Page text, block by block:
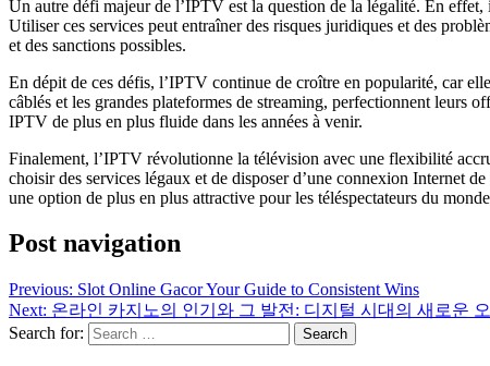
Un autre défi majeur de l’IPTV est la question de la légalité. En
Utiliser ces services peut entraîner des risques juridiques et des
et des sanctions possibles.
En dépit de ces défis, l’IPTV continue de croître en popularité, car
câblés et les grandes plateformes de streaming, perfectionnent leurs
IPTV de plus en plus fluide dans les années à venir.
Finalement, l’IPTV révolutionne la télévision avec une flexibilité
choisir des services légaux et de disposer d’une connexion Internet
une option de plus en plus attractive pour les téléspectateurs du
Post navigation
Previous: Slot Online Gacor Your Guide to Consistent Wins
Next: 온라인 카지노의 인기와 그 발전: 디지털 시대의 새로운
Search for: